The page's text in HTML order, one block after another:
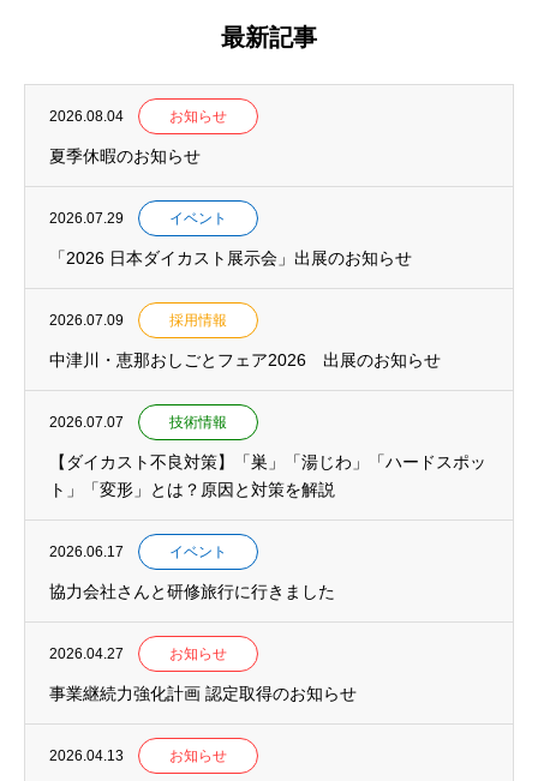
最新記事
2026.08.04 お知らせ
夏季休暇のお知らせ
2026.07.29 イベント
「2026 日本ダイカスト展示会」出展のお知らせ
2026.07.09 採用情報
中津川・恵那おしごとフェア2026 出展のお知らせ
2026.07.07 技術情報
【ダイカスト不良対策】「巣」「湯じわ」「ハードスポッ
ト」「変形」とは？原因と対策を解説
2026.06.17 イベント
協力会社さんと研修旅行に行きました
2026.04.27 お知らせ
事業継続力強化計画 認定取得のお知らせ
2026.04.13 お知らせ